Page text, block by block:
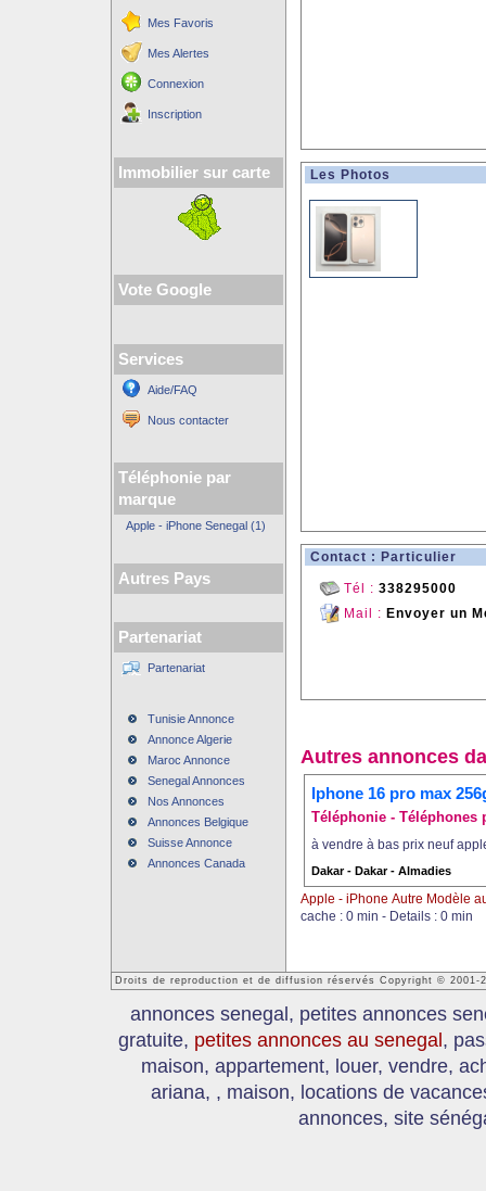
Mes Favoris
Mes Alertes
Connexion
Inscription
Immobilier sur carte
Vote Google
Services
Aide/FAQ
Nous contacter
Téléphonie par
marque
Apple - iPhone Senegal (1)
Autres Pays
Partenariat
Partenariat
Tunisie Annonce
Annonce Algerie
Maroc Annonce
Senegal Annonces
Nos Annonces
Annonces Belgique
Suisse Annonce
Annonces Canada
Les Photos
Contact : Particulier
Tél : 338295000
Mail : Envoyer un
Autres annonces
Iphone 16 pro max
Téléphonie - Téléphones
à vendre à bas prix neuf
Dakar - Dakar - Almadies
Apple - iPhone Autre Modèle
cache : 0 min - Details : 0 min
Droits de reproduction et de diffusion réservés Copyright © 2001-
annonces senegal, petites annonces
gratuite, petites annonces au senegal ,
maison, appartement, louer, vendre,
ariana, , maison, locations de
annonces, site